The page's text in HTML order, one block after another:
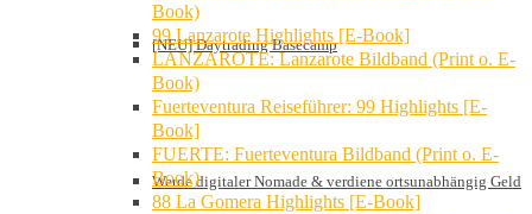
[NEU] Daytrading Basecamp
Werde digitaler Nomade & verdiene ortsunabhängig Geld
Book)
99 Lanzarote Highlights [E-Book]
LANZAROTE: Lanzarote Bildband (Print o. E-
Book)
Fuerteventura Reiseführer: 99 Highlights [E-
Book]
FUERTE: Fuerteventura Bildband (Print o. E-
Book)
88 La Gomera Highlights [E-Book]